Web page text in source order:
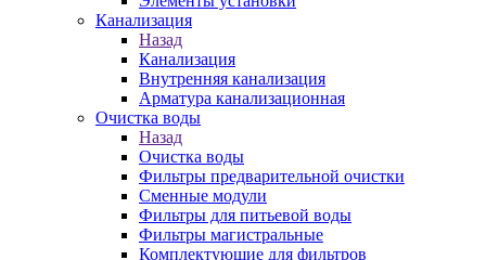
Канализация
Назад
Канализация
Внутренняя канализация
Арматура канализационная
Очистка воды
Назад
Очистка воды
Фильтры предварительной очистки
Сменные модули
Фильтры для питьевой воды
Фильтры магистральные
Комплектующие для фильтров